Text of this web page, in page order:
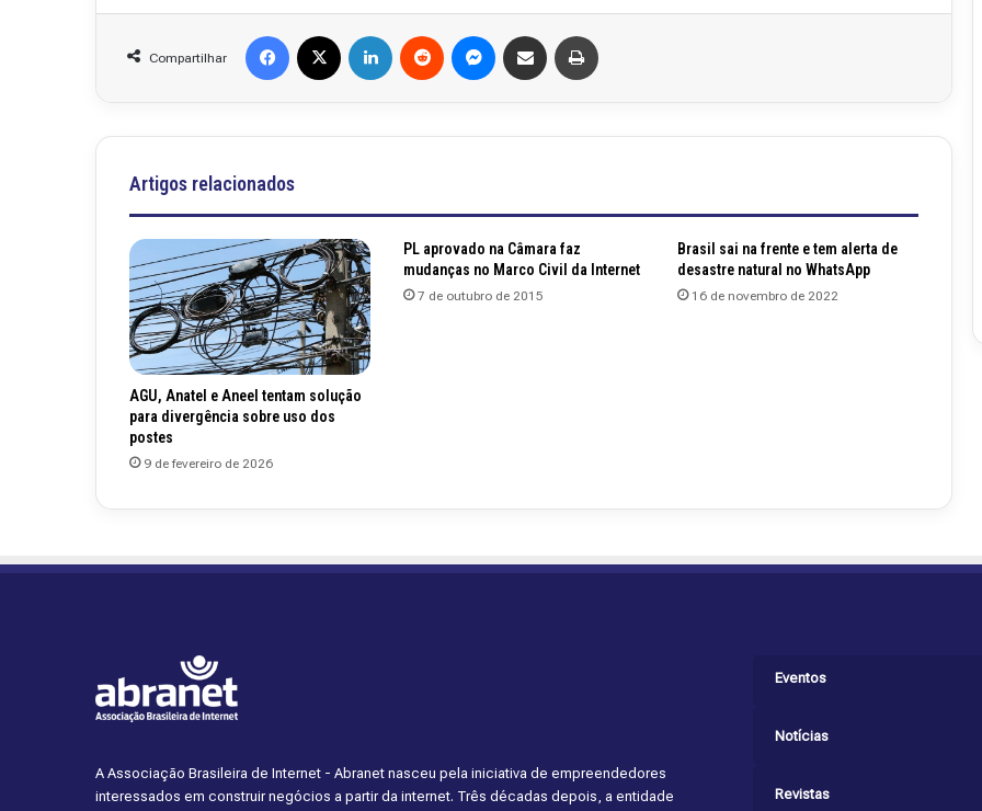
Compartilhar
Artigos relacionados
AGU, Anatel e Aneel tentam solução
para divergência sobre uso dos
postes
9 de fevereiro de 2026
PL aprovado na Câmara faz
mudanças no Marco Civil da Internet
7 de outubro de 2015
Brasil sai na frente e tem alerta de
desastre natural no WhatsApp
16 de novembro de 2022
A Associação Brasileira de Internet - Abranet nasceu pela iniciativa de empreendedores
interessados em construir negócios a partir da internet. Três décadas depois, a entidade
Eventos
Notícias
Revistas